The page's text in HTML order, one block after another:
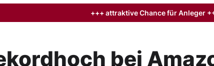
+++ attraktive Chance für Anleger
bei